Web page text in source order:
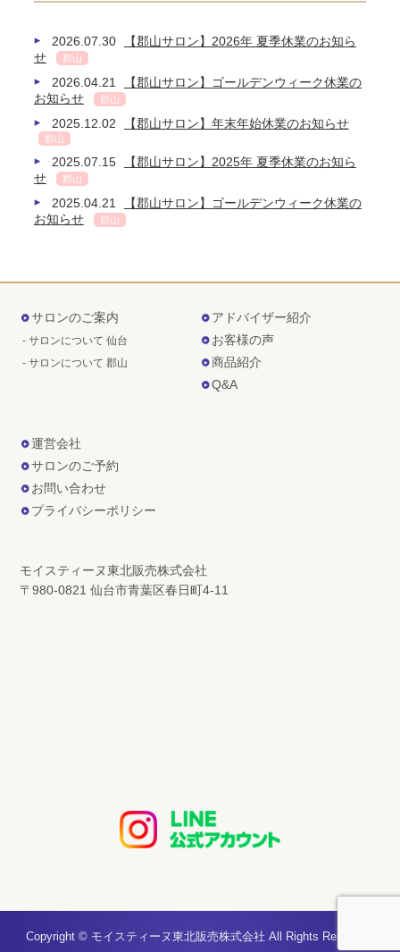
2026.07.30
【郡山サロン】2026年 夏季休業のお知ら
せ
郡山
2026.04.21
【郡山サロン】ゴールデンウィーク休業の
お知らせ
郡山
2025.12.02 【郡山サロン】年末年始休業のお知らせ
郡山
2025.07.15
【郡山サロン】2025年 夏季休業のお知ら
せ
郡山
2025.04.21
【郡山サロン】ゴールデンウィーク休業の
お知らせ
郡山
サロンのご案内
- サロンについて 仙台
- サロンについて 郡山
アドバイザー紹介
お客様の声
商品紹介
Q&A
運営会社
サロンのご予約
お問い合わせ
プライバシーポリシー
モイスティーヌ東北販売株式会社
〒980-0821 仙台市青葉区春日町4-11
Copyright © モイスティーヌ東北販売株式会社 All Rights Reserved.